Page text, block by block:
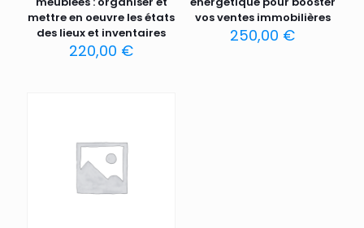
mettre en oeuvre les états
des lieux et inventaires
220,00 €
vos ventes immobilières
250,00 €